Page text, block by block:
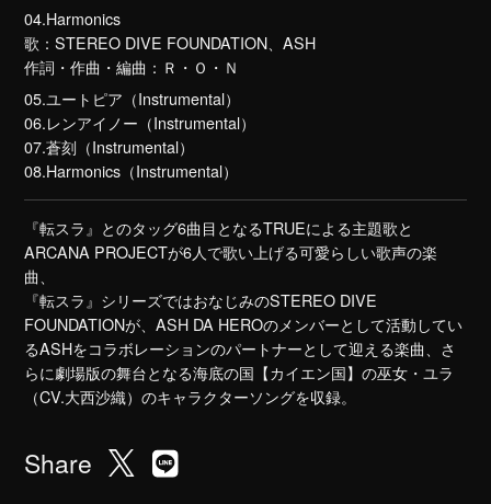
04.Harmonics
歌：STEREO DIVE FOUNDATION、ASH
作詞・作曲・編曲：Ｒ・Ｏ・Ｎ
05.ユートピア（Instrumental）
06.レンアイノー（Instrumental）
07.蒼刻（Instrumental）
08.Harmonics（Instrumental）
『転スラ』とのタッグ6曲目となるTRUEによる主題歌と
ARCANA PROJECTが6人で歌い上げる可愛らしい歌声の楽
曲、
『転スラ』シリーズではおなじみのSTEREO DIVE
FOUNDATIONが、ASH DA HEROのメンバーとして活動してい
るASHをコラボレーションのパートナーとして迎える楽曲、さ
らに劇場版の舞台となる海底の国【カイエン国】の巫女・ユラ
（CV.大西沙織）のキャラクターソングを収録。
Share